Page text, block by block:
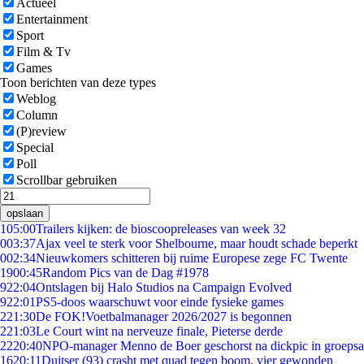
Actueel
Entertainment
Sport
Film & Tv
Games
Toon berichten van deze types
Weblog
Column
(P)review
Special
Poll
Scrollbar gebruiken
opslaan
105:00Trailers kijken: de bioscoopreleases van week 32
003:37Ajax veel te sterk voor Shelbourne, maar houdt schade beperkt
002:34Nieuwkomers schitteren bij ruime Europese zege FC Twente
1900:45Random Pics van de Dag #1978
922:04Ontslagen bij Halo Studios na Campaign Evolved
922:01PS5-doos waarschuwt voor einde fysieke games
221:30De FOK!Voetbalmanager 2026/2027 is begonnen
221:03Le Court wint na nerveuze finale, Pieterse derde
2220:40NPO-manager Menno de Boer geschorst na dickpic in
1620:11Duitser (93) crasht met quad tegen boom, vier gewonden